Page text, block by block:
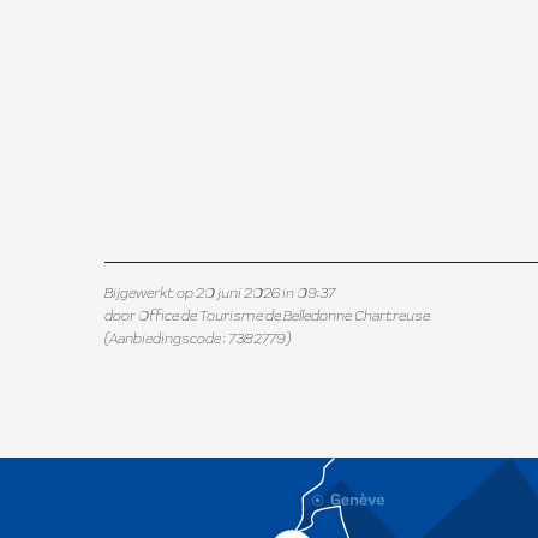
Bijgewerkt op 20 juni 2026 in 09:37
door Office de Tourisme de Belledonne Chartreuse
(Aanbiedingscode : 7382779)